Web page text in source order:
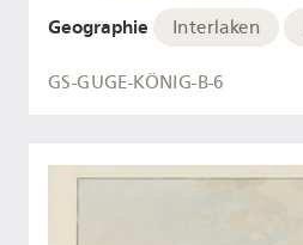
Geographie Interlaken
GS-GUGE-KÖNIG-B-6